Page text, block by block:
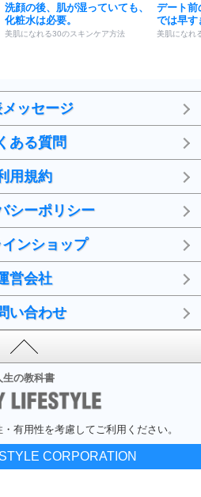
洗顔の後、肌が湿っていても、
化粧水は必要。
美肌になれる30のスキンケア方法
デート前
では早す
美肌になれ
ッセージ
ある質問
用規約
シーポリシー
ンショップ
営会社
い合わせ
生の教科書
有用性を考慮してご利用ください。
CORPORATION